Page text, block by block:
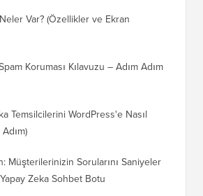
Var? (Özellikler ve Ekran
Koruması Kılavuzu – Adım Adım
Temsilcilerini WordPress'e Nasıl
Müşterilerinizin Sorularını Saniyeler
Zeka Sohbet Botu